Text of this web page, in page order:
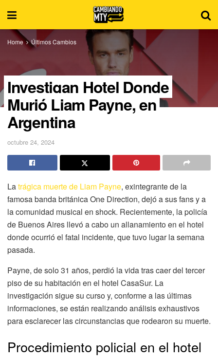
Home Últimos Cambios
Investigan Hotel Donde
Murió Liam Payne, en
Argentina
octubre 24, 2024
Latrágica muerte de Liam Payne, exintegrante de la
famosa banda británica One Direction, dejó a sus fans y a
la comunidad musical en shock. Recientemente, la policía
de Buenos Aires llevó a cabo un allanamiento en el hotel
donde ocurrió el fatal incidente, que tuvo lugar la semana
pasada.
Payne, de solo 31 años, perdió la vida tras caer del tercer
piso de su habitación en el hotel CasaSur. La
investigación sigue su curso y, conforme a las últimas
informaciones, se están realizando análisis exhaustivos
para esclarecer las circunstancias que rodearon su muerte.
Procedimiento policial en el hotel